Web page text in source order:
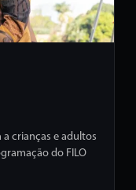
a crianças e adultos
do FILO